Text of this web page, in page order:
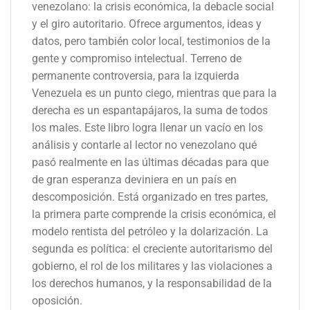
venezolano: la crisis económica, la debacle social
y el giro autoritario. Ofrece argumentos, ideas y
datos, pero también color local, testimonios de la
gente y compromiso intelectual. Terreno de
permanente controversia, para la izquierda
Venezuela es un punto ciego, mientras que para la
derecha es un espantapájaros, la suma de todos
los males. Este libro logra llenar un vacío en los
análisis y contarle al lector no venezolano qué
pasó realmente en las últimas décadas para que
de gran esperanza deviniera en un país en
descomposición. Está organizado en tres partes,
la primera parte comprende la crisis económica, el
modelo rentista del petróleo y la dolarización. La
segunda es política: el creciente autoritarismo del
gobierno, el rol de los militares y las violaciones a
los derechos humanos, y la responsabilidad de la
oposición.